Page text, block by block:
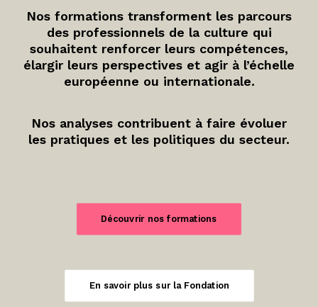
Nos formations transforment les parcours
des professionnels de la culture qui
souhaitent renforcer leurs compétences,
élargir leurs perspectives et agir à l’échelle
européenne ou internationale.
Nos analyses contribuent à faire évoluer
les pratiques et les politiques du secteur.
Découvrir nos formations
En savoir plus sur la Fondation